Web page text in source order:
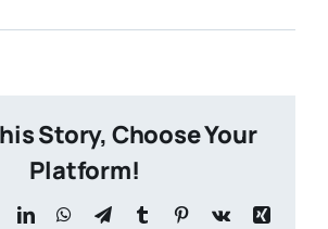
Story, Choose Your
Platform!
LinkedInWhatsApp
TelegramTumblr Pinterest
Vk
Xing